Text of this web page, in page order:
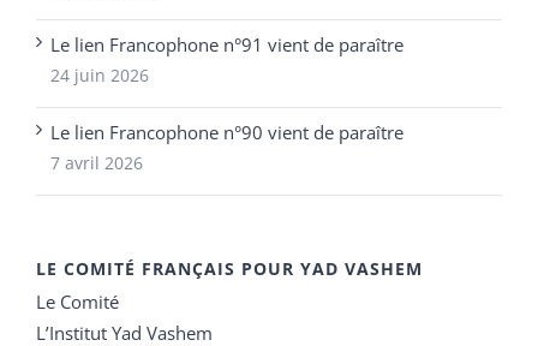
Le lien Francophone n°91 vient de paraître
24 juin 2026
Le lien Francophone n°90 vient de paraître
7 avril 2026
LE COMITÉ FRANÇAIS POUR YAD VASHEM
Le Comité
L’Institut Yad Vashem